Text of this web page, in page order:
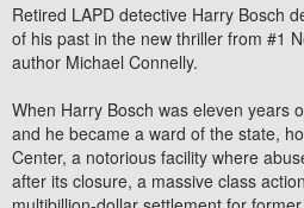
Retired LAPD detective Harry Bosch
of his past in the new thriller from #1
author Michael Connelly.
When Harry Bosch was eleven years
and he became a ward of the state,
Center, a notorious facility where
after its closure, a massive class